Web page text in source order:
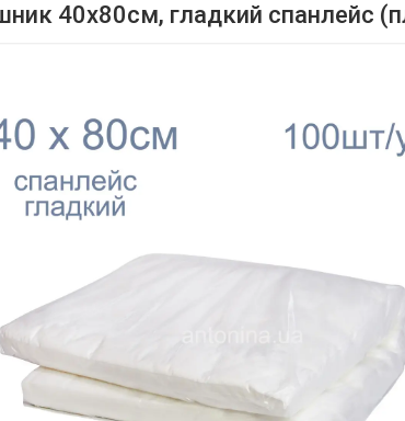
40х80см, гладкий спанлейс